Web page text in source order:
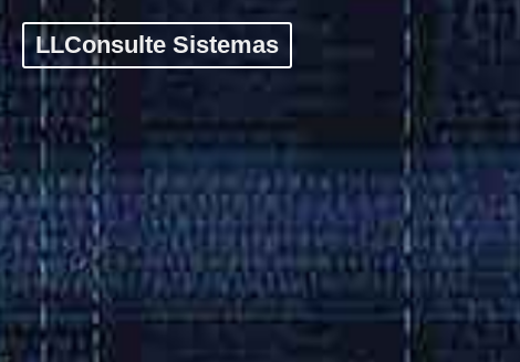
LLConsulte Sistemas